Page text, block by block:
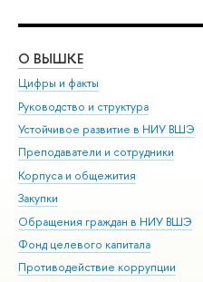
О ВЫШКЕ
Цифры и факты
Руководство и структура
Устойчивое развитие в НИУ ВШЭ
Преподаватели и сотрудники
Корпуса и общежития
Закупки
Обращения граждан в НИУ ВШЭ
Фонд целевого капитала
Противодействие коррупции